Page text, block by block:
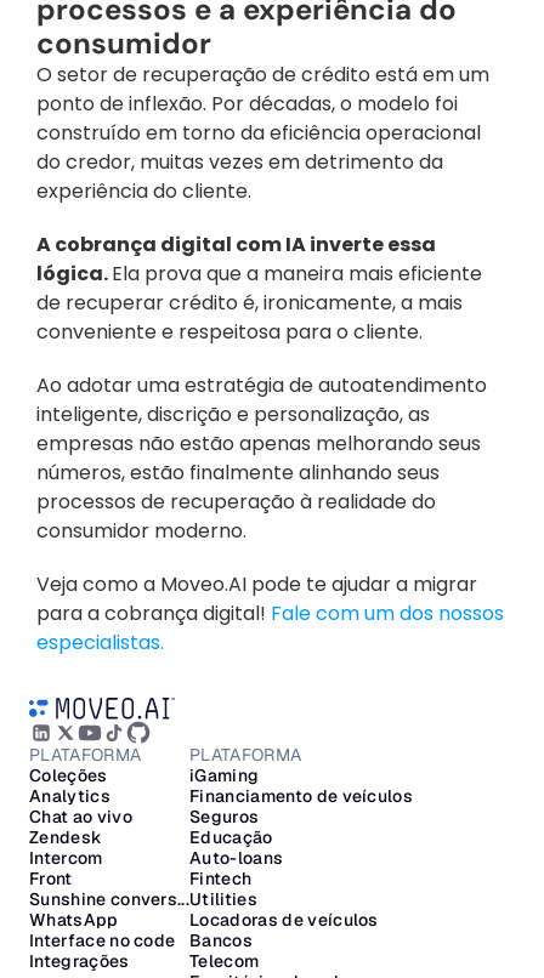
processos e a experiência do
consumidor
O setor de recuperação de crédito está em um
ponto de inflexão. Por décadas, o modelo foi
construído em torno da eficiência operacional
do credor, muitas vezes em detrimento da
experiência do cliente.
A cobrança digital com IA inverte essa
lógica. Ela prova que a maneira mais eficiente
de recuperar crédito é, ironicamente, a mais
conveniente e respeitosa para o cliente.
Ao adotar uma estratégia de autoatendimento
inteligente, discrição e personalização, as
empresas não estão apenas melhorando seus
números, estão finalmente alinhando seus
processos de recuperação à realidade do
consumidor moderno.
Veja como a Moveo.AI pode te ajudar a migrar
para a cobrança digital! Fale com um dos nossos
especialistas.
PLATAFORMA
Interface no code
Coleções
Analytics
Chat ao vivo
Zendesk
Intercom
Front
WhatsApp
Sunshine convers...
Integrações
PLATAFORMA
Financiamento de veículos
Seguros
iGaming
Educação
Auto-loans
Fintech
Utilities
Locadoras de veículos
Bancos
Telecom